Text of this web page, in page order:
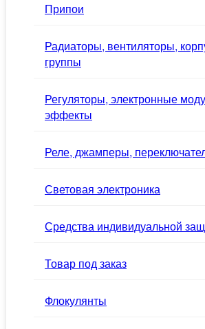
Припои
Радиаторы, вентиляторы,
группы
Регуляторы, электронные
эффекты
Реле, джамперы,
Световая электроника
Средства индивидуальной
Товар под заказ
Флокулянты